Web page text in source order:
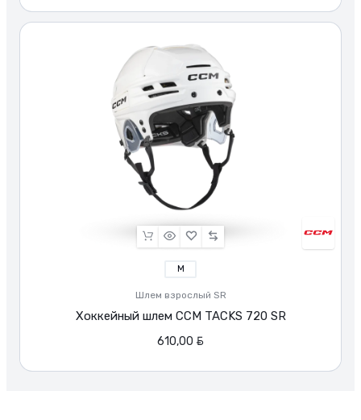
M
Шлем взрослый SR
Хоккейный шлем CCM TACKS 720 SR
610,00 BYN